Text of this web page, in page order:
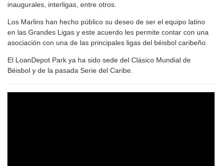
inaugurales, interligas, entre otros.
Los Marlins han hecho público su deseo de ser el equipo latino
en las Grandes Ligas y este acuerdo les permite contar con una
asociación con una de las principales ligas del béisbol caribeño.
El LoanDepot Park ya ha sido sede del Clásico Mundial de
Béisbol y de la pasada Serie del Caribe.